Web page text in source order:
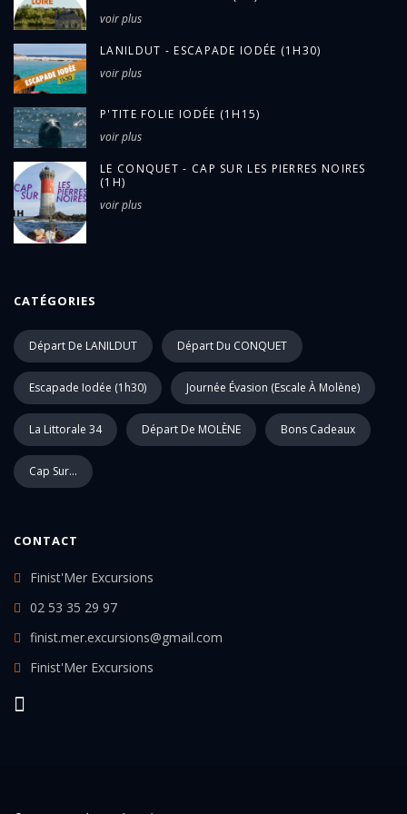
Le remboursement total sera proposé en dernier
recours.
Clause pandémie :
Si un départ ou une prestation devait être annulés
pour cause sanitaire (épidémie, pandémie), cette
ce cas, les passagers avec réservation
bénéficieront d'un avoir correspondant au montant
total de l'achat, et valable 18 mois.
voir plus
LANILDUT - ESCAPADE IODÉE (1H30)
voir plus
P'TITE FOLIE IODÉE (1H15)
voir plus
LE CONQUET - CAP SUR LES PIERRES NOIRES
(1H)
voir plus
CATÉGORIES
Départ De LANILDUT Départ Du CONQUET
Escapade Iodée (1h30) Journée Évasion (escale À Molène)
La Littorale 34 Départ De MOLÈNE Bons Cadeaux
Cap Sur...
CONTACT
Finist'Mer Excursions
02 53 35 29 97
finist.mer.excursions@gmail.com
Finist'Mer Excursions